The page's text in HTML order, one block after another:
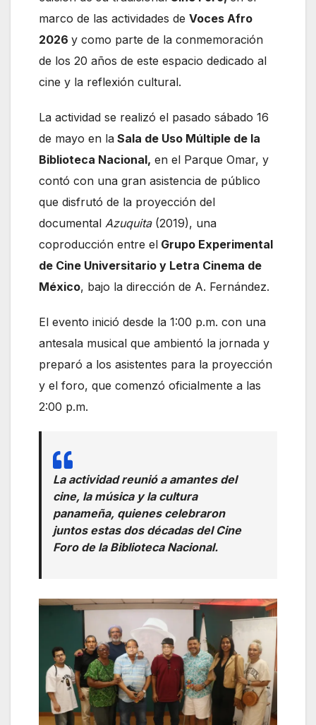
marco de las actividades de Voces Afro
2026 y como parte de la conmemoración
de los 20 años de este espacio dedicado al
cine y la reflexión cultural.
La actividad se realizó el pasado sábado 16
de mayo en la Sala de Uso Múltiple de la
Biblioteca Nacional, en el Parque Omar, y
contó con una gran asistencia de público
que disfrutó de la proyección del
documental Azuquita(2019), una
coproducción entre el Grupo Experimental
de Cine Universitario y Letra Cinema de
México, bajo la dirección de A. Fernández.
El evento inició desde la 1:00 p.m. con una
antesala musical que ambientó la jornada y
preparó a los asistentes para la proyección
y el foro, que comenzó oficialmente a las
2:00 p.m.
La actividad reunió a amantes del
cine, la música y la cultura
panameña, quienes celebraron
juntos estas dos décadas del Cine
Foro de la Biblioteca Nacional.